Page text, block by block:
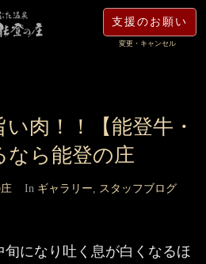
支援のお願い
変更・キャンセル
肉！！【能登牛・
なら能登の庄
In ギャラリー, スタッフブログ
になり吐く息が白くなるほ